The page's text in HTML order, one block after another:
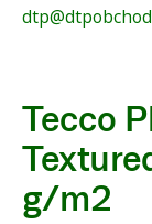
Tecco
g/m2